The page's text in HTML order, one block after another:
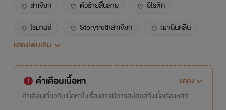
ลำเจียก ตัวร้ายสิ้นลาย
อีโรติก
โรมานซ์
Storytruthลำเจียก
ฌานินคลื่น
คู่นอน
แสดงเพิ่มเติม
คำเตือนเนื้อหา
แสดง
คำเตือนเกี่ยวกับเนื้อหาในเรื่องอาจมีการสปอยล์ถึงเนื้อเรื่องหลัก